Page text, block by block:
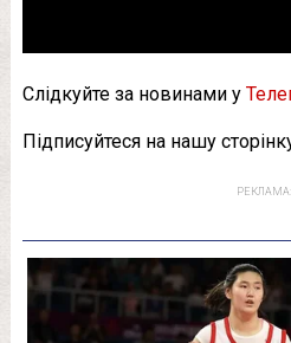
Слідкуйте за новинами у
Підписуйтеся на нашу
РЕКЛАМА: